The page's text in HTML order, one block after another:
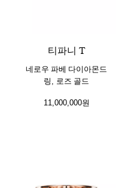
티파니 T
네로우 파베 다이아몬드
링, 로즈 골드
11,000,000원